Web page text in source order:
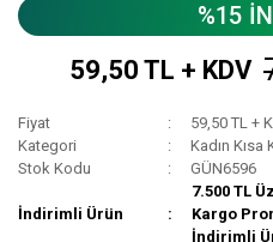
%15
59,50 TL + KDV
Fiyat
59,50 TL +
Kategori
Kadın Kısa
Stok Kodu
GÜN6596
İndirimli Ürün
7.500 TL
Kargo
İndirimli